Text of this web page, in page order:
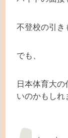
不登校の引き
でも、
日本体育大
いのかもしれ